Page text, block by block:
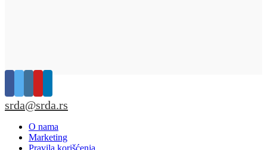
srda@srda.rs
O nama
Marketing
Pravila korišćenja